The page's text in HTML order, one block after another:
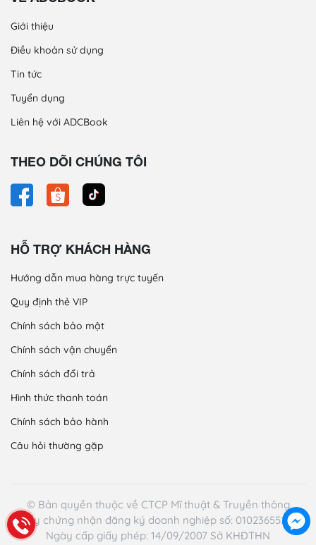
Giới thiệu
Điều khoản sử dụng
Tin tức
Tuyển dụng
Liên hệ với ADCBook
THEO DÕI CHÚNG TÔI
HỖ TRỢ KHÁCH HÀNG
Hướng dẫn mua hàng trực tuyến
Quy định thẻ VIP
Chính sách bảo mật
Chính sách vận chuyển
Chính sách đổi trả
Hình thức thanh toán
Chính sách bảo hành
Câu hỏi thường gặp
© Bản quyền thuộc về CTCP Mĩ thuật & Truyền thông
Giấy chứng nhận đăng ký doanh nghiệp số: 0102365521 -
Ngày cấp giấy phép: 14/09/2007 Sở KHĐTHN